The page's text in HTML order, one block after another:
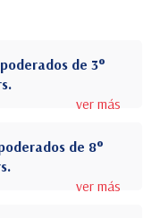
de 3°
ver más
de 8°
ver más